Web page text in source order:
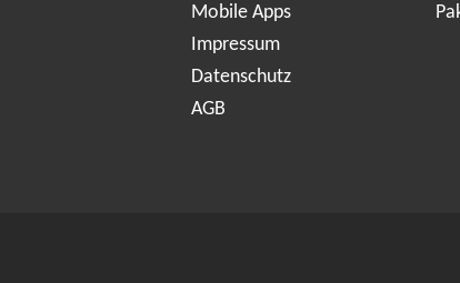
Mobile Apps
Impressum
Datenschutz
AGB